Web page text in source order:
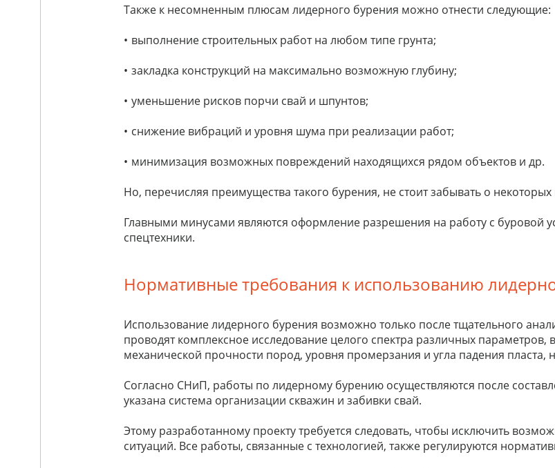
Также к несомненным плюсам лидерного бурения можно отнести следующие:
выполнение строительных работ на любом типе грунта;
закладка конструкций на максимально возможную глубину;
уменьшение рисков порчи свай и шпунтов;
снижение вибраций и уровня шума при реализации работ;
минимизация возможных повреждений находящихся рядом объектов и др.
Но, перечисляя преимущества такого бурения, не стоит забывать о некоторых
Главными минусами являются оформление разрешения на работу с буровой
спецтехники.
Нормативные требования к использованию
Использование лидерного бурения возможно только после тщательного
проводят комплексное исследование целого спектра различных параметров,
механической прочности пород, уровня промерзания и угла падения пласта,
Согласно СНиП, работы по лидерному бурению осуществляются после
указана система организации скважин и забивки свай.
Этому разработанному проекту требуется следовать, чтобы исключить
ситуаций. Все работы, связанные с технологией, также регулируются